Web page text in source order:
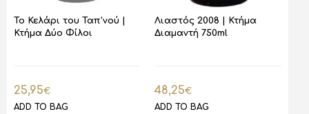
Το Κελάρι του Ταπ'νού |
Κτήμα Δύο Φίλοι
25,95€
ADD TO BAG
Λιαστός 2008 | Κτήμα
Διαμαντή 750ml
48,25€
ADD TO BAG